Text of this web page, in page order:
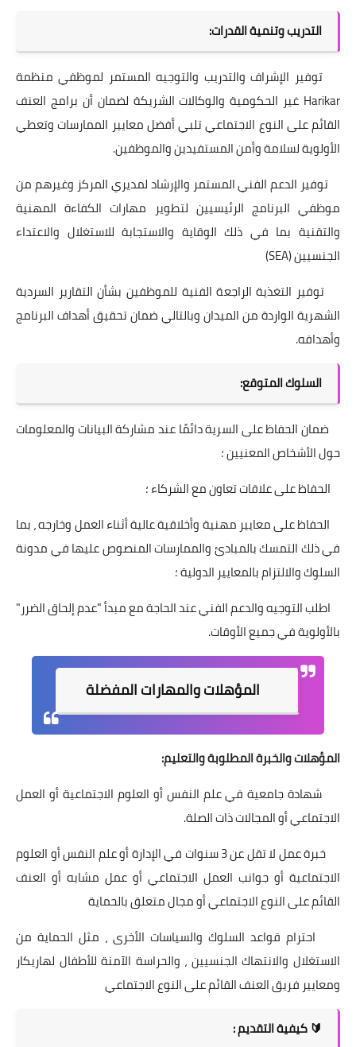
التدريب وتنمية القدرات:
توفير الإشراف والتدريب والتوجيه المستمر لموظفي منظمة
Harikar غير الحكومية والوكالات الشريكة لضمان أن برامج العنف
القائم على النوع الاجتماعي تلبي أفضل معايير الممارسات وتعطي
الأولوية لسلامة وأمن المستفيدين والموظفين.
توفير الدعم الفني المستمر والإرشاد لمديري المركز وغيرهم من
موظفي البرنامج الرئيسيين لتطوير مهارات الكفاءة المهنية
والتقنية بما في ذلك الوقاية والاستجابة للاستغلال والاعتداء
الجنسيين (SEA)
توفير التغذية الراجعة الفنية للموظفين بشأن التقارير السردية
الشهرية الواردة من الميدان وبالتالي ضمان تحقيق أهداف البرنامج
وأهدافه.
السلوك المتوقع:
ضمان الحفاظ على السرية دائمًا عند مشاركة البيانات والمعلومات
حول الأشخاص المعنيين ؛
الحفاظ على علاقات تعاون مع الشركاء ؛
الحفاظ على معايير مهنية وأخلاقية عالية أثناء العمل وخارجه ، بما
في ذلك التمسك بالمبادئ والممارسات المنصوص عليها في مدونة
السلوك والالتزام بالمعايير الدولية ؛
اطلب التوجيه والدعم الفني عند الحاجة مع مبدأ "عدم إلحاق الضرر"
بالأولوية في جميع الأوقات.
المؤهلات والمهارات المفضلة
المؤهلات والخبرة المطلوبة والتعليم:
شهادة جامعية في علم النفس أو العلوم الاجتماعية أو العمل
الاجتماعي أو المجالات ذات الصلة.
خبرة عمل لا تقل عن 3 سنوات في الإدارة أو علم النفس أو العلوم
الاجتماعية أو جوانب العمل الاجتماعي أو عمل مشابه أو العنف
القائم على النوع الاجتماعي أو مجال متعلق بالحماية
احترام قواعد السلوك والسياسات الأخرى ، مثل الحماية من
الاستغلال والانتهاك الجنسيين ، والحراسة الآمنة للأطفال لهاريكار
ومعايير فريق العنف القائم على النوع الاجتماعي
🔰كيفية التقديم :